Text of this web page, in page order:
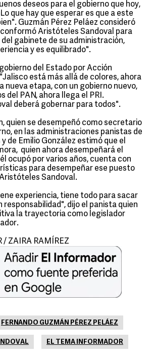
deseos para el gobierno que hoy,
que hay que esperar es que a este
Guzmán Pérez Peláez consideró
conformó Aristóteles Sandoval para
gabinete de su administración,
y es equilibrado".
del Estado por Acción
está más allá de colores, ahora
nueva etapa, con un gobierno nuevo,
del PAN, ahora llega el PRI.
deberá gobernar para todos".
quien se desempeñó como secretario
en las administraciones panistas de
de Emilio González estimó que el
quien ahora desempeñará el
ocupó por varios años, cuenta con
para desempeñar ese puesto
Sandoval.
experiencia, tiene todo para sacar
responsabilidad", dijo el panista quien
la trayectoria como legislador
/ ZAIRA RAMÍREZ
FERNANDO GUZMÁN PÉREZ PELÁEZ
EL TEMA INFORMADOR